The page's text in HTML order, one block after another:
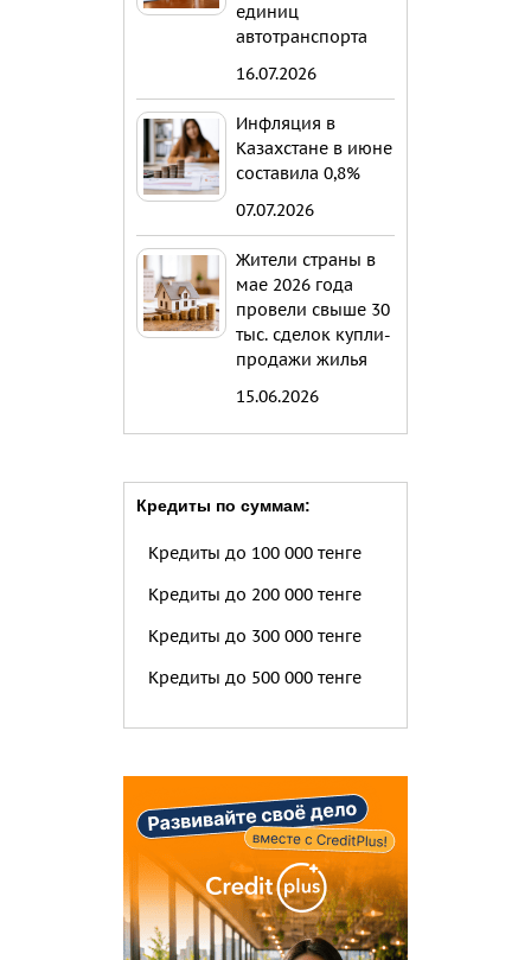
единиц
автотранспорта
16.07.2026
Инфляция в
Казахстане в июне
составила 0,8%
07.07.2026
Жители страны в
мае 2026 года
провели свыше 30
тыс. сделок купли-
продажи жилья
15.06.2026
Кредиты по суммам:
Кредиты до 100 000 тенге
Кредиты до 200 000 тенге
Кредиты до 300 000 тенге
Кредиты до 500 000 тенге